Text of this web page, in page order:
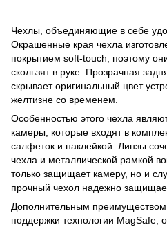
Чехлы, объединяющие в себе
Окрашенные края чехла
покрытием soft-touch, поэтому
скользят в руке. Прозрачная
скрывает оригинальный цвет
желтизне со временем.
Особенностью этого чехла
камеры, которые входят в
салфеток и наклейкой. Линзы
чехла и металлической рамкой
только защищает камеру, но и
прочный чехол надежно
Дополнительным преимуществом
поддержки технологии MagSafe,